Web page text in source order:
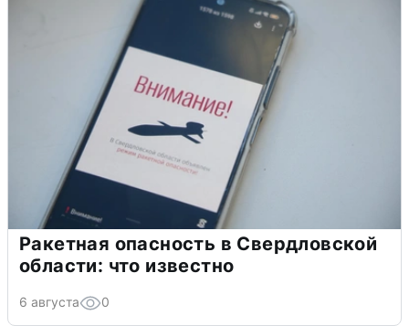
Ракетная опасность в Свердловской
области: что известно
6 августа 0